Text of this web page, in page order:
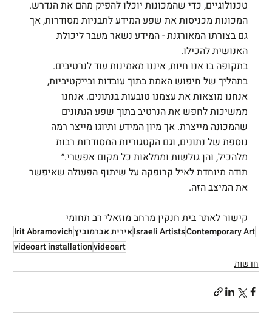
טכנולוגיים, כדי שהמכונות יוכלו להפיק מהם את הנדרש.
המכונות מכניסות את שפע המידע לתבניות מסודרות, אך
גם בצורתו המאורגנת - המידע נשאר מעבר ליכולת
האנושית להכילו.
בתקופה בו אנו חיות, איננו מאמינות עוד לנרטיבים.
בתהליך של חיפוש האמת בתוך עובדות ובייקטיביות,
אנחנו מוצאות את עצמנו טובעות בנתונים. אנחנו
ממשיכות לחפש את הנרטיב בתוך שפע הנתונים
שהמכונה מייצרת. אך מיון המידע ותיוגו מייצר רמה
נוספת של נתונים, וגם הקטגוריות המסודרות רבות
מלהכיל, והן גולשות וממלאות כל מקום אפשרי.״
תודה מיוחדת לאיל קרופקה על שיתוף הפעולה שאיפשר
את המיצב הזה.
קישור לאתר בית חנקין מרחב מוזאלי רב תחומי
Contemporary Art
Israeli Artistsאירית אברמוביץIrit Abramovich
videoart
videoart installation
חדשות